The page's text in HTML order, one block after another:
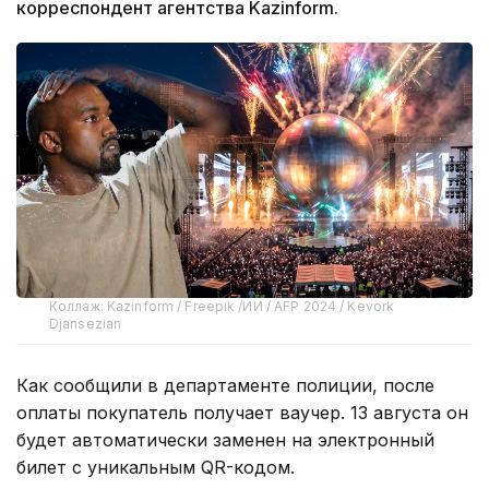
корреспондент агентства Kazinform.
Коллаж: Kazinform / Freepik /ИИ / AFP 2024 / Kevork
Djansezian
Как сообщили в департаменте полиции, после
оплаты покупатель получает ваучер. 13 августа он
будет автоматически заменен на электронный
билет с уникальным QR-кодом.